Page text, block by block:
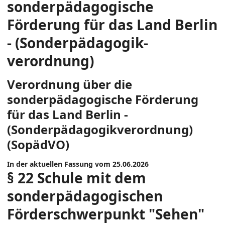
sonderpädagogische
Förderung für das Land Berlin
- (Sonderpädagogik­
verordnung)
Verordnung über die
sonderpädagogische Förderung
für das Land Berlin -
(Sonderpädagogik­verordnung)
(SopädVO)
In der aktuellen Fassung vom 25.06.2026
§ 22 Schule mit dem
sonderpädagogischen
Förderschwerpunkt "Sehen"